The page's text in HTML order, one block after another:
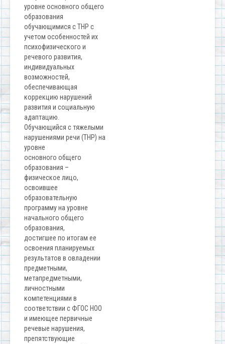
уровне основного общего
образования
обучающимися с ТНР с
учетом особенностей их
психофизического и
речевого развития,
индивидуальных
возможностей,
обеспечивающая
коррекцию нарушений
развития и социальную
адаптацию.
Обучающийся стяжелыми
нарушениями речи (ТНР) на
уровне
основного общего
образования –
физическое лицо,
освоившее
образовательную
программу на уровне
начального общего
образования,
достигшее по итогам ее
освоения планируемых
результатов в овладении
предметными,
метапредметными,
личностными
компетенциями в
соответствии с ФГОС НОО
и имеющее первичные
речевые нарушения,
препятствующие